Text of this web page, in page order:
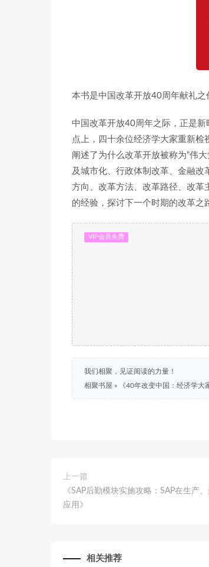
本书是中国改革开放40周年献礼之
中国改革开放40周年之际，正是
点上，四十余位经济学大家重新
阐述了为什么改革开放被称为“伟
及城市化、行政体制改革、金融
方向、改革方法、改革路径、改革
的经验，探讨下一个时期的改革之
VIP会员免费
我们相聚，见证阅读的力量！
相聚书屋 » 《40年改变中国：经济学大
上一篇
《SAP后勤模块实施攻略：SAP在生产
应用》
相关推荐